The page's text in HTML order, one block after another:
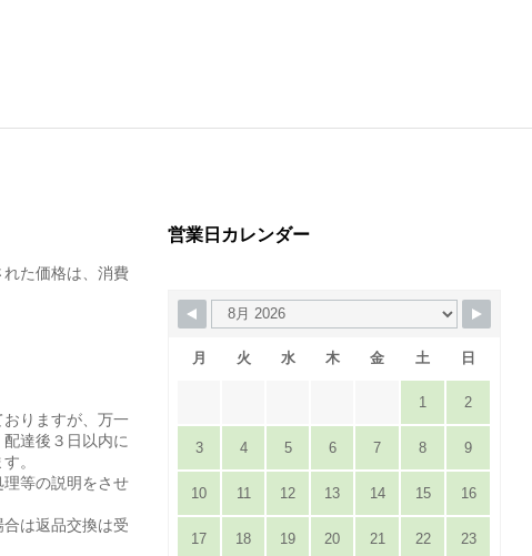
た価格は、消費
りますが、万一
達後３日以内に
。
等の説明をさせ
は返品交換は受
営業日カレンダー
月 火 水 木 金 土 日
1 2
3 4 5 6 7 8 9
10 11 12 13 14 15 16
17 18 19 20 21 22 23